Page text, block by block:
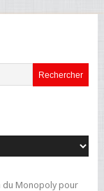
Monopoly pour